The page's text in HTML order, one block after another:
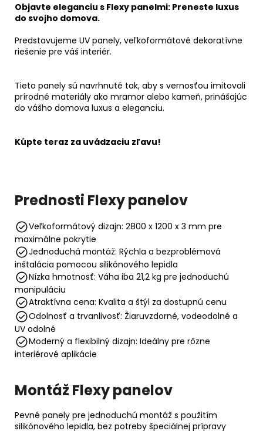
Objavte eleganciu s Flexy panelmi: Preneste luxus
do svojho domova.
Predstavujeme UV panely, veľkoformátové dekoratívne
riešenie pre váš interiér.
Tieto panely sú navrhnuté tak, aby s vernosťou imitovali
prírodné materiály ako mramor alebo kameň, prinášajúc
do vášho domova luxus a eleganciu.
Kúpte teraz za uvádzaciu zľavu!
Prednosti Flexy panelov
Veľkoformátový dizajn: 2800 x 1200 x 3 mm pre
maximálne pokrytie
Jednoduchá montáž: Rýchla a bezproblémová
inštalácia pomocou silikónového lepidla
Nízka hmotnosť: Váha iba 21,2 kg pre jednoduchú
manipuláciu
Atraktívna cena: Kvalita a štýl za dostupnú cenu
Odolnosť a trvanlivosť: Žiaruvzdorné, vodeodolné a
UV odolné
Moderný a flexibilný dizajn: Ideálny pre rôzne
interiérové aplikácie
Montáž Flexy panelov
Pevné panely pre jednoduchú montáž s použitím
silikónového lepidla, bez potreby špeciálnej prípravy